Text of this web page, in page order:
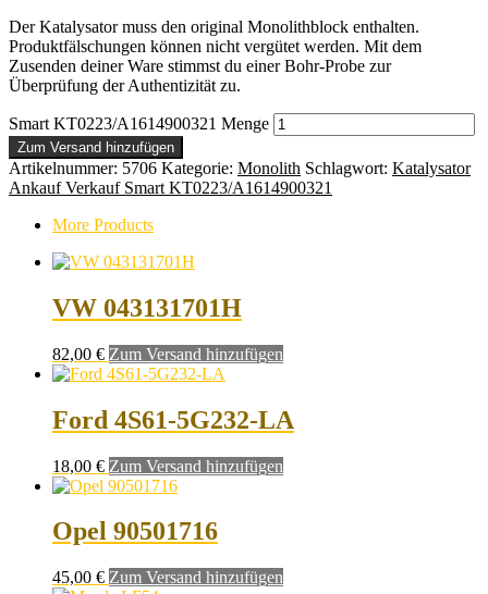
Der Katalysator muss den original Monolithblock enthalten.
Produktfälschungen können nicht vergütet werden. Mit dem
Zusenden deiner Ware stimmst du einer Bohr-Probe zur
Überprüfung der Authentizität zu.
Smart KT0223/A1614900321 Menge
Zum Versand hinzufügen
Artikelnummer: 5706 Kategorie: Monolith Schlagwort: Katalysator
Ankauf Verkauf Smart KT0223/A1614900321
More Products
VW 043131701H
82,00 € Zum Versand hinzufügen
Ford 4S61-5G232-LA
18,00 € Zum Versand hinzufügen
Opel 90501716
45,00 € Zum Versand hinzufügen